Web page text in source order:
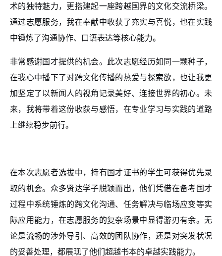
术的独特魅力，更搭建起一座跨越国界的文化交流桥梁。
通过志愿服务，我在奉献中收获了充实与喜悦，也在实践
中锤炼了沟通协作、口语表达等核心能力。
非常感谢国才提供的机会。此次志愿经历如同一颗种子，
在我心中播下了对跨文化传播的热爱与探索欲，也让我更
加坚定了以新闻人的视角记录美好、连接世界的初心。未
来，我将带着这份收获与感悟，在专业学习与实践的道路
上继续稳步前行。
在本次志愿者选拔中，持有国才证书的学生可获得优先录
取的机会。众多贤达学子脱颖而出，他们凭借在备考国才
过程中系统锤炼的跨文化沟通、任务解决与临场应变等实
际应用能力，在志愿服务的复杂场景中显得游刃有余。无
论是流畅的涉外导引、高效的团队协作，还是对突发状况
的妥善处理，都展现了他们超越书本的卓越实践能力。